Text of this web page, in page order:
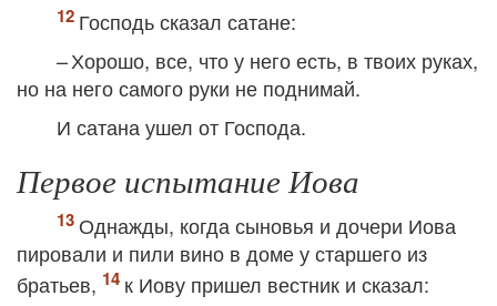
Господь сказал сатане:
– Хорошо, все, что у него есть, в твоих руках,
но на него самого руки не поднимай.
И сатана ушел от Господа.
Первое испытание Иова
Однажды, когда сыновья и дочери Иова
пировали и пили вино в доме у старшего из
братьев,
к Иову пришел вестник и сказал: